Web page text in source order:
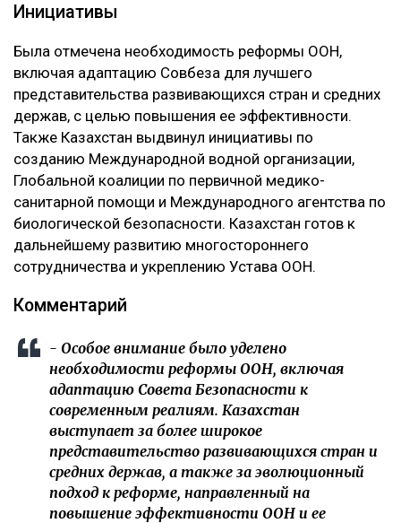
Инициативы
Была отмечена необходимость реформы ООН,
включая адаптацию Совбеза для лучшего
представительства развивающихся стран и средних
держав, с целью повышения ее эффективности.
Также Казахстан выдвинул инициативы по
созданию Международной водной организации,
Глобальной коалиции по первичной медико-
санитарной помощи и Международного агентства по
биологической безопасности. Казахстан готов к
дальнейшему развитию многостороннего
сотрудничества и укреплению Устава ООН.
Комментарий
- Особое внимание было уделено
необходимости реформы ООН, включая
адаптацию Совета Безопасности к
современным реалиям. Казахстан
выступает за более широкое
представительство развивающихся стран и
средних держав, а также за эволюционный
подход к реформе, направленный на
повышение эффективности ООН и ее